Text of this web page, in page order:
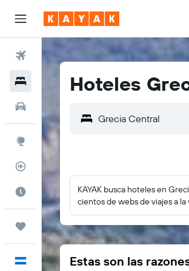
Vuelos
Hoteles
Explore
Cuándo ir
Trips
Español
Hoteles
KAYAK busca hoteles en
cientos de webs de viajes a la
Estas son las